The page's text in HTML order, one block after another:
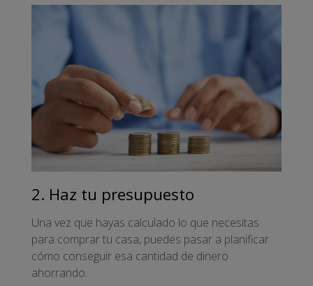
2. Haz tu presupuesto
Una vez que hayas calculado lo que necesitas
para comprar tu casa, puedes pasar a planificar
cómo conseguir esa cantidad de dinero
ahorrando.